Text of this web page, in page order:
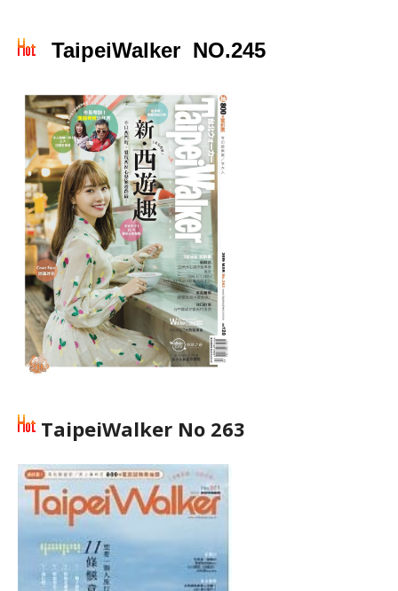
TaipeiWalker NO.245
TaipeiWalker No 263